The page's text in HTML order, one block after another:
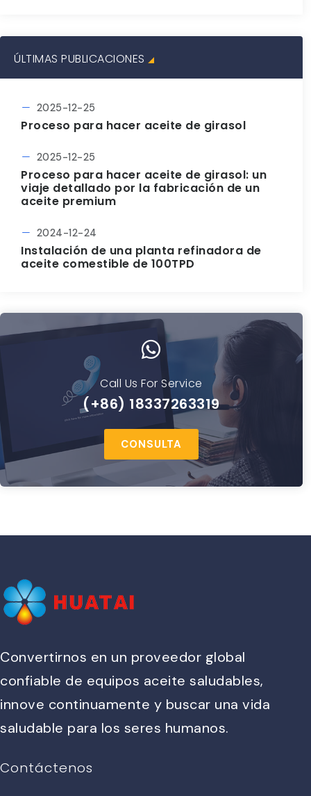
ÚLTIMAS PUBLICACIONES
2025-12-25
Proceso para hacer aceite de girasol
2025-12-25
Proceso para hacer aceite de girasol: un
viaje detallado por la fabricación de un
aceite premium
2024-12-24
Instalación de una planta refinadora de
aceite comestible de 100TPD
Call Us For Service
(+86) 18337263319
CONSULTA
Convertirnos en un proveedor global
confiable de equipos aceite saludables,
innove continuamente y buscar una vida
saludable para los seres humanos.
Contáctenos